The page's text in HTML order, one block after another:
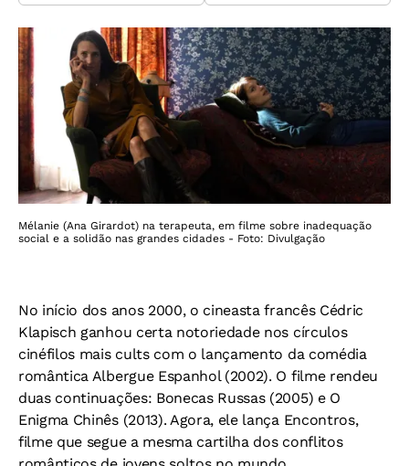
Mélanie (Ana Girardot) na terapeuta, em filme sobre inadequação
social e a solidão nas grandes cidades - Foto: Divulgação
No início dos anos 2000, o cineasta francês Cédric
Klapisch ganhou certa notoriedade nos círculos
cinéfilos mais cults com o lançamento da comédia
romântica Albergue Espanhol (2002). O filme rendeu
duas continuações: Bonecas Russas (2005) e O
Enigma Chinês (2013). Agora, ele lança Encontros,
filme que segue a mesma cartilha dos conflitos